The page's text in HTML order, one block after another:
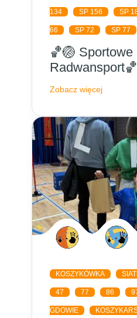
134 SP 156 SP
66 SP 72 SP 77
🏀🏐 Sportowe
Zobacz więcej
KOSZYKÓWKA
47 77 86
GDOWIE